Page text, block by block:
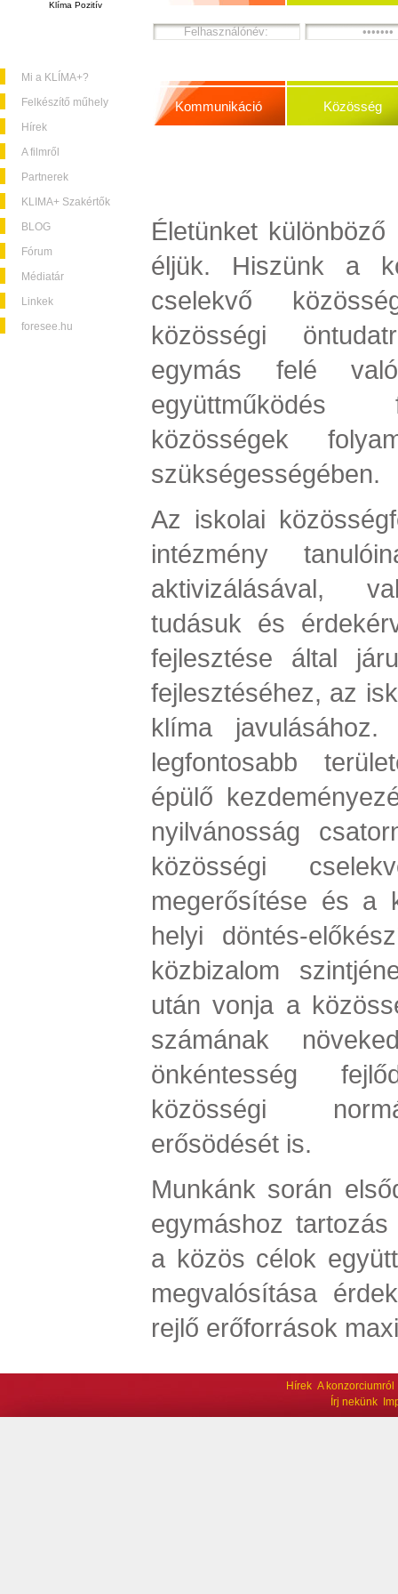
Klíma Pozitív
Mi a KLÍMA+?
Felkészítő műhely
Hírek
A filmről
Partnerek
KLIMA+ Szakértők
BLOG
Fórum
Médiatár
Linkek
foresee.hu
Kommunikáció Közösség
Életünket
éljük. Hiszünk a
cselekvő
közösségi
egymás felé
együttműködés
közösségek
szükségességében.
Az iskolai
intézmény
aktivizálásával,
tudásuk és
fejlesztése által
fejlesztéséhez, az
klíma javulásához.
legfontosabb
épülő
nyilvánosság
közösségi
megerősítése és a
helyi döntés-
közbizalom
után vonja a
számának
önkéntesség
közösségi
erősödését is.
Munkánk során
egymáshoz
a közös célok
megvalósítása
rejlő erőforrások
Hírek A konzorciumról
Írj nekünk